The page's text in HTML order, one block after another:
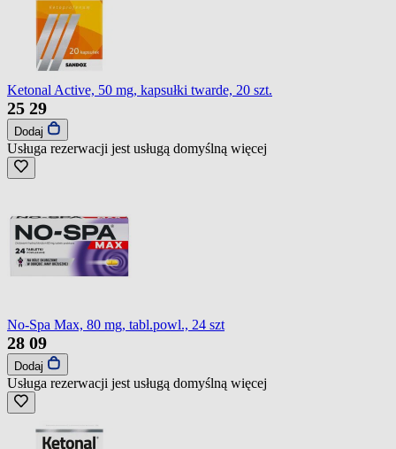
Ketonal Active, 50 mg, kapsułki twarde, 20 szt.
25 29
Dodaj
Usługa rezerwacji jest usługą domyślną więcej
No-Spa Max, 80 mg, tabl.powl., 24 szt
28 09
Dodaj
Usługa rezerwacji jest usługą domyślną więcej